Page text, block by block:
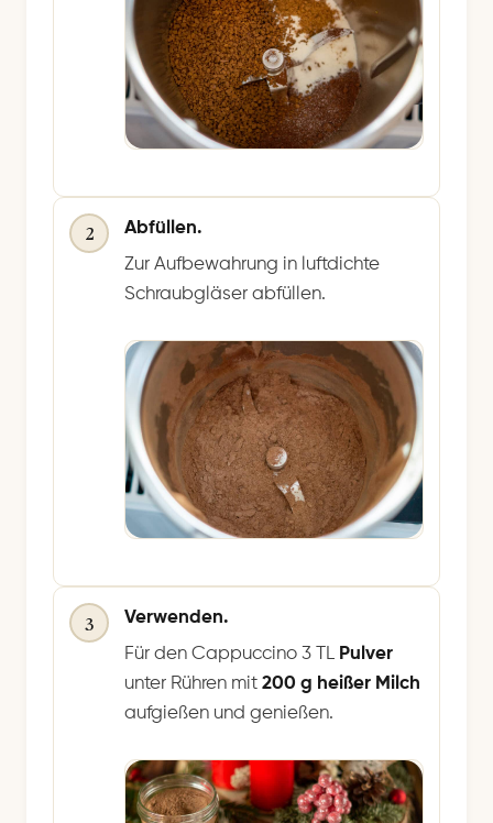
2
Abfüllen.
Zur Aufbewahrung in luftdichte
Schraubgläser abfüllen.
3
Verwenden.
Für den Cappuccino 3 TL Pulver
unter Rühren mit 200 g heißer Milch
aufgießen und genießen.